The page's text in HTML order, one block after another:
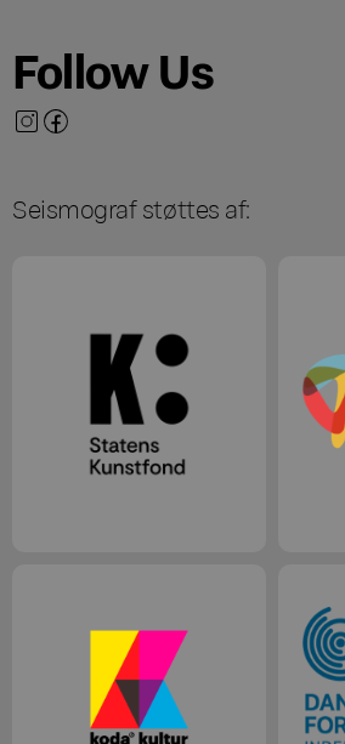
Follow Us
Seismograf støttes af: